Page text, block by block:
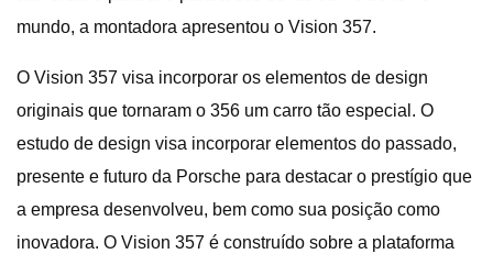
mundo, a montadora apresentou o Vision 357.
O Vision 357 visa incorporar os elementos de design
originais que tornaram o 356 um carro tão especial. O
estudo de design visa incorporar elementos do passado,
presente e futuro da Porsche para destacar o prestígio que
a empresa desenvolveu, bem como sua posição como
inovadora. O Vision 357 é construído sobre a plataforma